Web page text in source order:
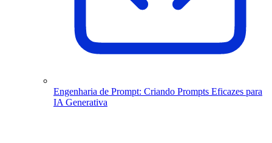
Engenharia de Prompt: Criando Prompts Eficazes para
IA Generativa